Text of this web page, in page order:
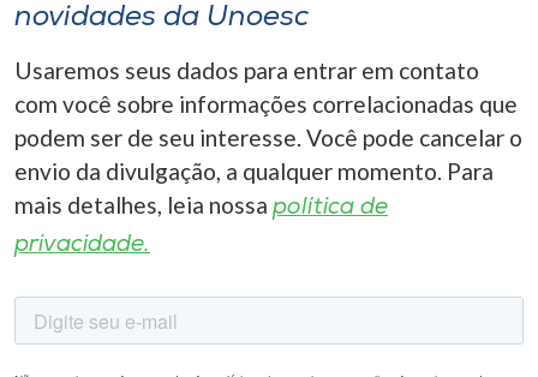
novidades da Unoesc
Usaremos seus dados para entrar em contato
com você sobre informações correlacionadas que
podem ser de seu interesse. Você pode cancelar o
envio da divulgação, a qualquer momento. Para
mais detalhes, leia nossa política de
privacidade.